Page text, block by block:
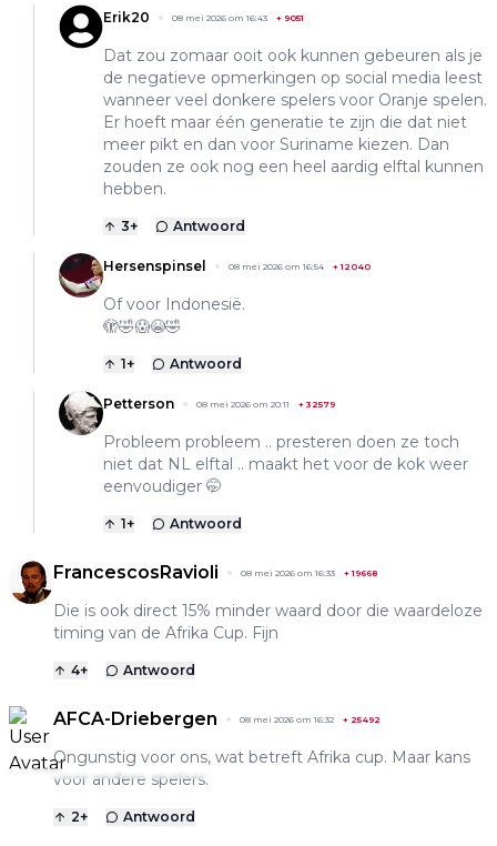
Erik20 08 mei 2026 om 16:43 + 9051
Dat zou zomaar ooit ook kunnen gebeuren als je
de negatieve opmerkingen op social media leest
wanneer veel donkere spelers voor Oranje spelen.
Er hoeft maar één generatie te zijn die dat niet
meer pikt en dan voor Suriname kiezen. Dan
zouden ze ook nog een heel aardig elftal kunnen
hebben.
3+ Antwoord
Hersenspinsel 08 mei 2026 om 16:54 +12040
Of voor Indonesië.
🫣🤣😱😭🤣
1+ Antwoord
Petterson 08 mei 2026 om 20:11 + 32579
Probleem probleem .. presteren doen ze toch
niet dat NL elftal .. maakt het voor de kok weer
eenvoudiger 🤭
1+ Antwoord
FrancescosRavioli 08 mei 2026 om 16:33 +19668
Die is ook direct 15% minder waard door die waardeloze
timing van de Afrika Cup. Fijn
4+ Antwoord
AFCA-Driebergen 08 mei 2026 om 16:32 + 25492
Ongunstig voor ons, wat betreft Afrika cup. Maar kans
voor andere spelers.
2+ Antwoord